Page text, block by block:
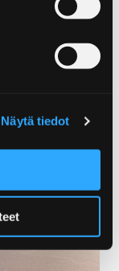
Näytä tiedot